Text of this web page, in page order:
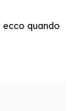
ecco quando